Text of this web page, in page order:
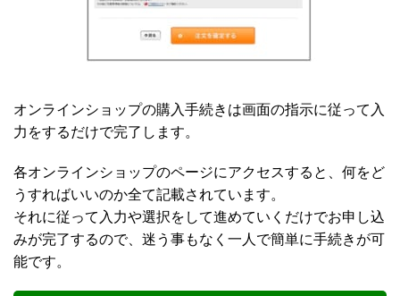
オンラインショップの購入手続きは画面の指示に従って入
力をするだけで完了します。
各オンラインショップのページにアクセスすると、何をど
うすればいいのか全て記載されています。
それに従って入力や選択をして進めていくだけでお申し込
みが完了するので、迷う事もなく一人で簡単に手続きが可
能です。